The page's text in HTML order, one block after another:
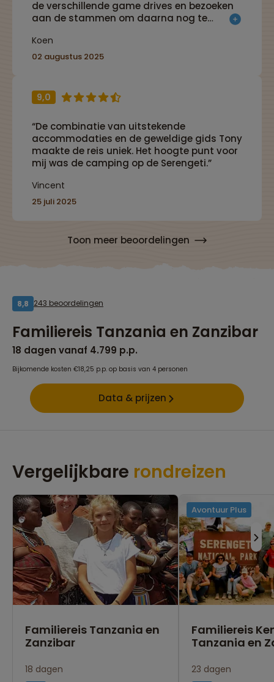
de verschillende game drives en bezoeken
aan de stammen om daarna nog te
Koen
02 augustus 2025
9,0
“De combinatie van uitstekende
accommodaties en de geweldige gids Tony
maakte de reis uniek. Het hoogte punt voor
mij was de camping op de Serengeti.”
Vincent
25 juli 2025
Toon meer beoordelingen
8,8 243 beoordelingen
Familiereis Tanzania en Zanzibar
18 dagen vanaf 4.799 p.p.
Bijkomende kosten €18,25 p.p. op basis van 4 personen
Data & prijzen
Vergelijkbare rondreizen
Familiereis Tanzania en
Zanzibar
18 dagen
Avontuur Plus
Familiereis
Tanzania en
23 dagen